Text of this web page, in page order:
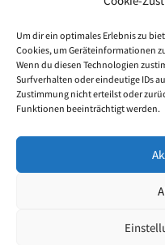
Um dir ein optimales Erlebnis zu
Cookies, um Geräteinformationen
Wenn du diesen Technologien
Surfverhalten oder eindeutige IDs
Zustimmung nicht erteilst oder
Funktionen beeinträchtigt werden.
PARTNER
Service